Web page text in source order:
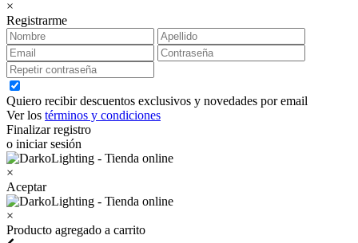
×
Registrarme
Quiero recibir descuentos exclusivos y novedades por email
Ver los términos y condiciones
Finalizar registro
o iniciar sesión
×
Aceptar
×
Producto agregado a carrito